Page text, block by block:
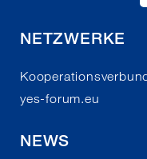
NETZWERKE
yes-forum.eu
NEWS